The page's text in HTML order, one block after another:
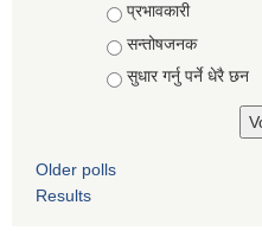
Choices
प्रभावकारी
सन्तोषजनक
सुधार गर्नु पर्ने धेरै छन
Older polls
Results